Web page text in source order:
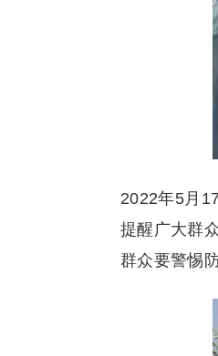
2022年5月
提醒广大群
群众要警惕